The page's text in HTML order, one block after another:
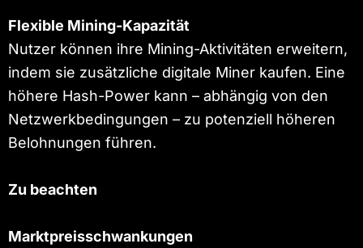
Flexible Mining-Kapazität
Nutzer können ihre Mining-Aktivitäten erweitern,
indem sie zusätzliche digitale Miner kaufen. Eine
höhere Hash-Power kann – abhängig von den
Netzwerkbedingungen – zu potenziell höheren
Belohnungen führen.
Zu beachten
Marktpreisschwankungen